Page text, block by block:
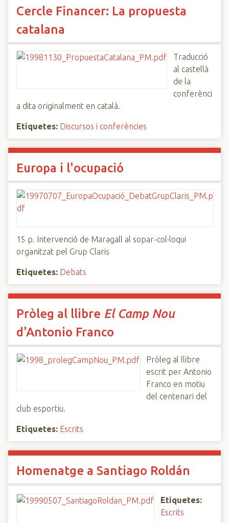
Cercle Financer: La propuesta
catalana
Traducció
al castellà
de la
conferènci
a dita originalment en català.
Etiquetes: Discursos i conferències
Europa i l'ocupació
15 p. Intervenció de Maragall al sopar-col·loqui
organitzat pel Grup Claris
Etiquetes: Debats
Pròleg al llibre El Camp Nou
d'Antonio Franco
Pròleg al llibre
escrit per Antonio
Franco en motiu
del centenari del
club esportiu.
Etiquetes: Escrits
Homenatge a Santiago Roldán
Etiquetes:
Escrits